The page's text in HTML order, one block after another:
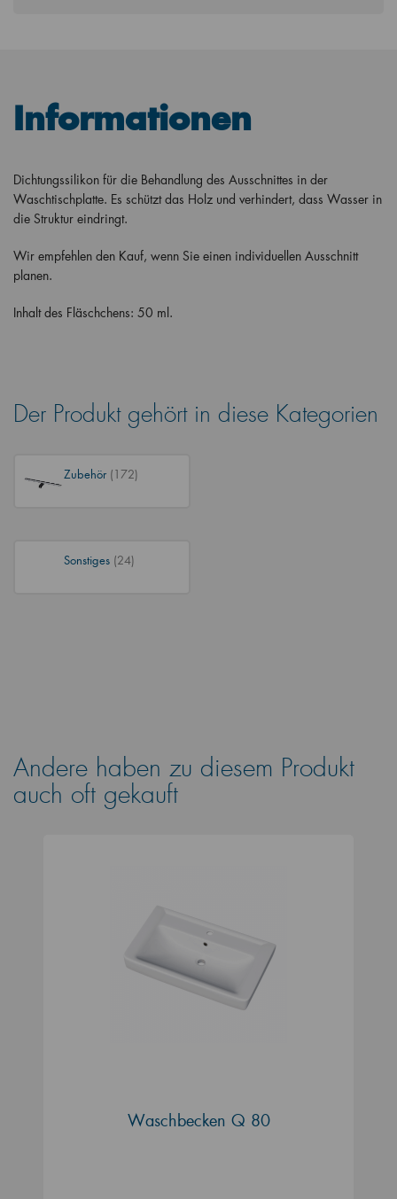
Informationen
Dichtungssilikon für die Behandlung des Ausschnittes in der
Waschtischplatte. Es schützt das Holz und verhindert, dass Wasser in
die Struktur eindringt.
Wir empfehlen den Kauf, wenn Sie einen individuellen Ausschnitt
planen.
Inhalt des Fläschchens: 50 ml.
Der Produkt gehört in diese Kategorien
Zubehör (172)
Sonstiges (24)
Andere haben zu diesem Produkt
auch oft gekauft
Waschbecken Q 80